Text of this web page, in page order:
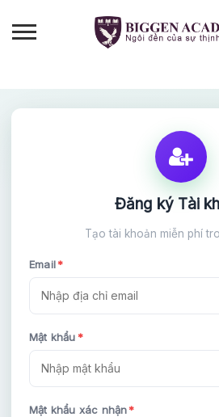
Đăng ký Tài
Tạo tài khoản miễn phí
Email*
Mật khẩu*
Mật khẩu xác nhận*
ĐĂNG KÝ TƯ VẤN